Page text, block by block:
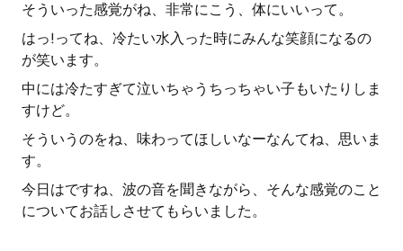
そういった感覚がね、非常にこう、体にいいって。
はっ!ってね、冷たい水入った時にみんな笑顔になるの
が笑います。
中には冷たすぎて泣いちゃうちっちゃい子もいたりしま
すけど。
そういうのをね、味わってほしいなーなんてね、思いま
す。
今日はですね、波の音を聞きながら、そんな感覚のこと
についてお話しさせてもらいました。